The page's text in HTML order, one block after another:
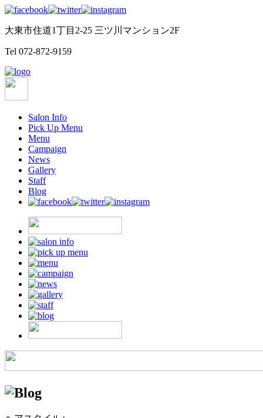
大東市住道1丁目2-25 三ツ川マンション2F
Tel 072-872-9159
Salon Info
Pick Up Menu
Menu
Campaign
News
Gallery
Staff
Blog